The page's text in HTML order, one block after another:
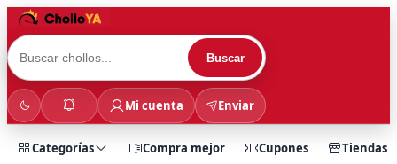
Buscar
Mi cuenta Enviar
Categorías Compra mejor Cupones Tiendas